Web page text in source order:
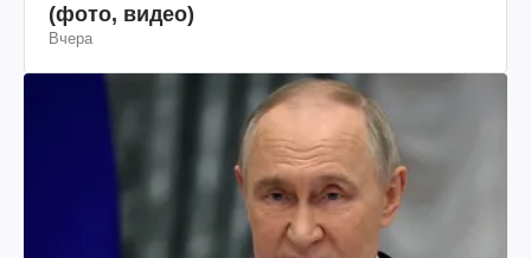
(фото, видео)
Вчера